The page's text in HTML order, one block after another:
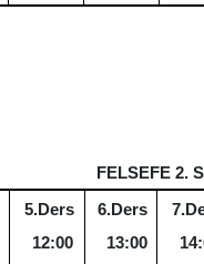
FELSEFE 2.
5.Ders 6.Ders
12:00
13:00